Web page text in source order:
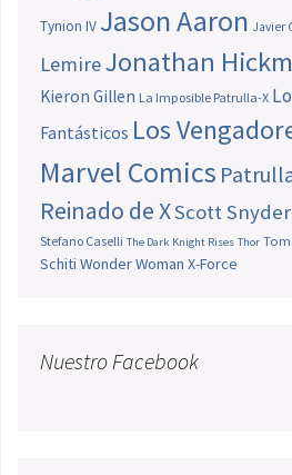
Tynion IV Jason Aaron Javier
LemireJonathan
Kieron Gillen La Imposible Patrulla-X
Fantásticos Los
Marvel Comics
Reinado de XScott Snyder
Stefano Caselli The Dark Knight Rises Thor
Schiti Wonder Woman X-Force
Nuestro Facebook